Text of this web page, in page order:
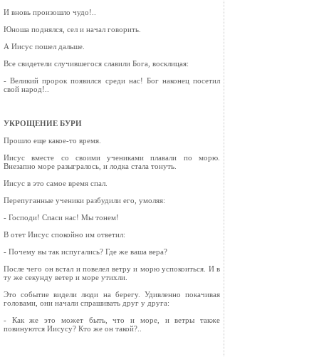
И вновь произошло чудо!..
Юноша поднялся, сел и начал говорить.
А Иисус пошел дальше.
Все свидетели случившегося славили Бога, восклицая:
- Великий пророк появился среди нас! Бог наконец посетил
свой народ!..
УКРОЩЕНИЕ БУРИ
Прошло еще какое-то время.
Иисус вместе со своими учениками плавали по морю.
Внезапно море разыгралось, и лодка стала тонуть.
Иисус в это самое время спал.
Перепуганные ученики разбудили его, умоляя:
- Господи! Спаси нас! Мы тонем!
В отет Иисус спокойно им ответил:
- Почему вы так испугались? Где же ваша вера?
После чего он встал и повелел ветру и морю успокоиться. И в
ту же секунду ветер и море утихли.
Это событие видели люди на берегу. Удивленно покачивая
головами, они начали спрашивать друг у друга:
- Как же это может быть, что и море, и ветры также
повинуются Иисусу? Кто же он такой?..